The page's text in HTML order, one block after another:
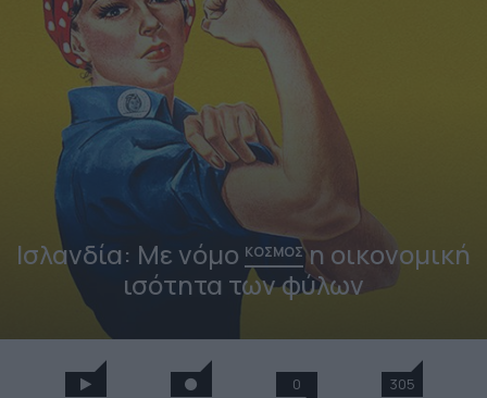
Ισλανδία: Με νόμο ΚΟΣΜΟΣη οικονομική
ισότητα των φύλων
0 305